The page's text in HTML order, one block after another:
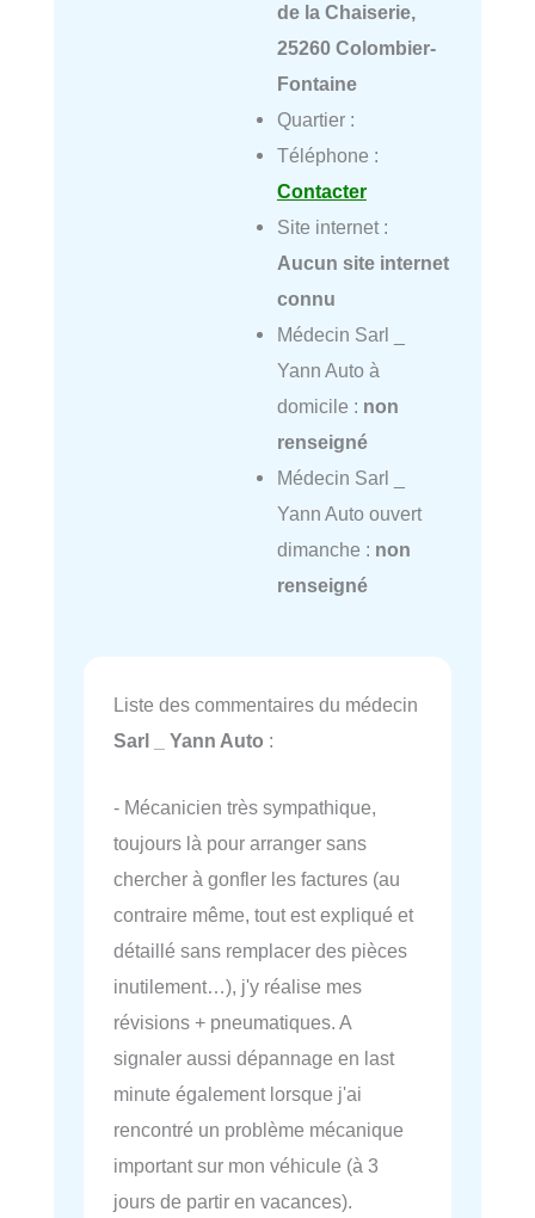
de la Chaiserie,
25260 Colombier-
Fontaine
Quartier :
Téléphone :
Contacter
Site internet :
Aucun site internet
connu
Médecin Sarl _
Yann Auto à
domicile : non
renseigné
Médecin Sarl _
Yann Auto ouvert
dimanche : non
renseigné
Liste des commentaires du médecin
Sarl _ Yann Auto :
- Mécanicien très sympathique,
toujours là pour arranger sans
chercher à gonfler les factures (au
contraire même, tout est expliqué et
détaillé sans remplacer des pièces
inutilement…), j'y réalise mes
révisions + pneumatiques. A
signaler aussi dépannage en last
minute également lorsque j'ai
rencontré un problème mécanique
important sur mon véhicule (à 3
jours de partir en vacances).